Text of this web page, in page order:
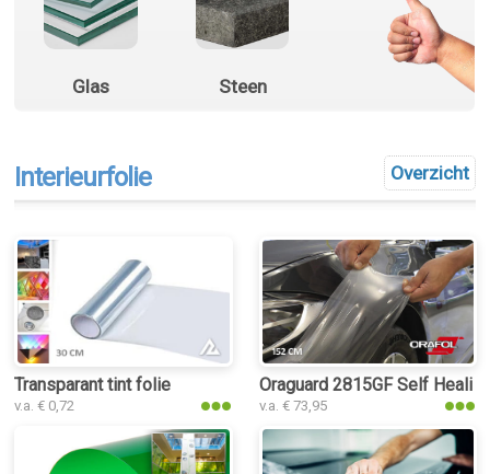
Glas Steen
Overzicht
Interieurfolie
Transparant tint folie
v.a. € 0,72
Oraguard 2815GF Self
v.a. € 73,95